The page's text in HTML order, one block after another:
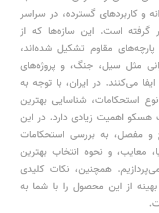
و کاربردهای گسترده، در سراسر
گرفته است. این سازه‌ها که از
پارچه‌های مقاوم تشکیل شده‌اند،
مثل سیل، جنگ، و پروژه‌های
می‌کنند. در ایران، با توجه به
نوع استحکامات، شناسایی بهترین
هسکو اهمیت زیادی دارد. در این
و مفصل، به بررسی استحکامات
معایب، و نحوه انتخاب بهترین
می‌پردازیم. همچنین، نکات کلیدی
از این محصول را با شما به